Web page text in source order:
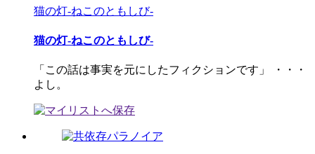
猫の灯-ねこのともしび-
猫の灯-ねこのともしび-
「この話は事実を元にしたフィクションです」 ・・・
よし。